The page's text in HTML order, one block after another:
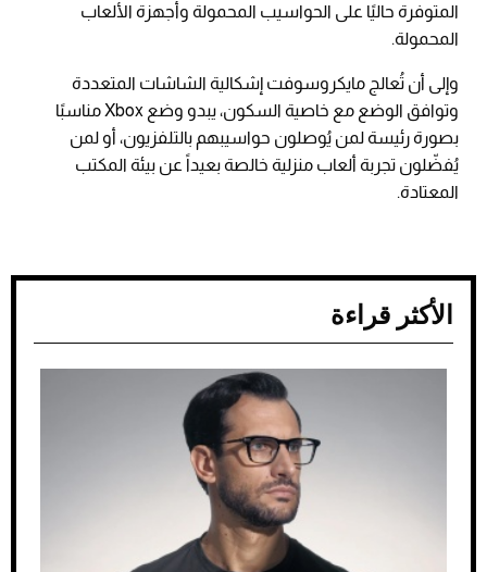
المتوفرة حاليًا على الحواسيب المحمولة وأجهزة الألعاب
المحمولة.
وإلى أن تُعالج مايكروسوفت إشكالية الشاشات المتعددة
وتوافق الوضع مع خاصية السكون، يبدو وضع Xbox مناسبًا
بصورة رئيسة لمن يُوصلون حواسيبهم بالتلفزيون، أو لمن
يُفضّلون تجربة ألعاب منزلية خالصة بعيداً عن بيئة المكتب
المعتادة.
الأكثر قراءة